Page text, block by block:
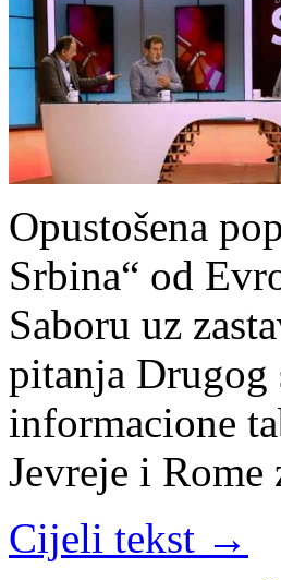
Opustošena
Srbina“ od
Saboru uz
pitanja Drugog
informacione
Jevreje i
Cijeli tekst →